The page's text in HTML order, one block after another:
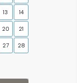
13 14
20 21
27 28